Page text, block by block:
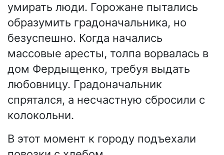
умирать люди. Горожане пытались
образумить градоначальника, но
безуспешно. Когда начались
массовые аресты, толпа ворвалась в
дом Фердыщенко, требуя выдать
любовницу. Градоначальник
спрятался, а несчастную сбросили с
колокольни.
В этот момент к городу подъехали